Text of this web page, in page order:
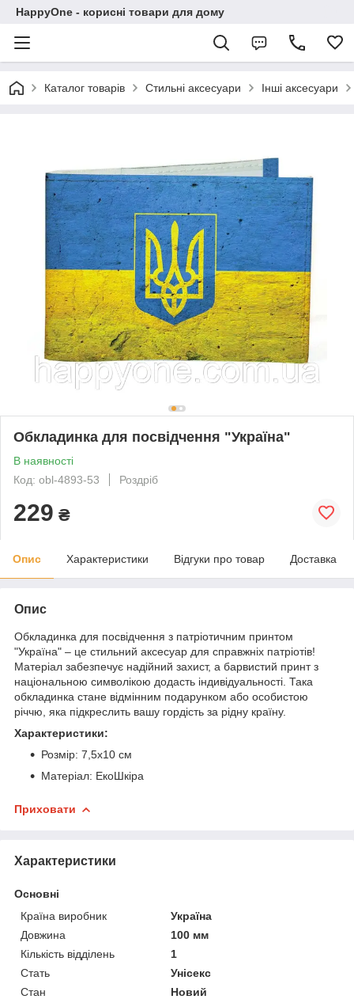
HappyOne - корисні товари для дому
Каталог товарів Стильні аксесуари Інші аксесуари
Обкладинка для посвідчення "Україна"
В наявності
Код: obl-4893-53
Роздріб
229 ₴
Опис Характеристики Відгуки про товар Доставка
Опис
Обкладинка для посвідчення з патріотичним принтом
"Україна" – це стильний аксесуар для справжніх патріотів!
Матеріал забезпечує надійний захист, а барвистий принт з
національною символікою додасть індивідуальності. Така
обкладинка стане відмінним подарунком або особистою
річчю, яка підкреслить вашу гордість за рідну країну.
Характеристики:
Розмір: 7,5х10 см
Матеріал: ЕкоШкіра
Приховати
Характеристики
Основні
Країна виробник
Україна
Довжина
100 мм
Кількість відділень
1
Стать
Унісекс
Стан
Новий